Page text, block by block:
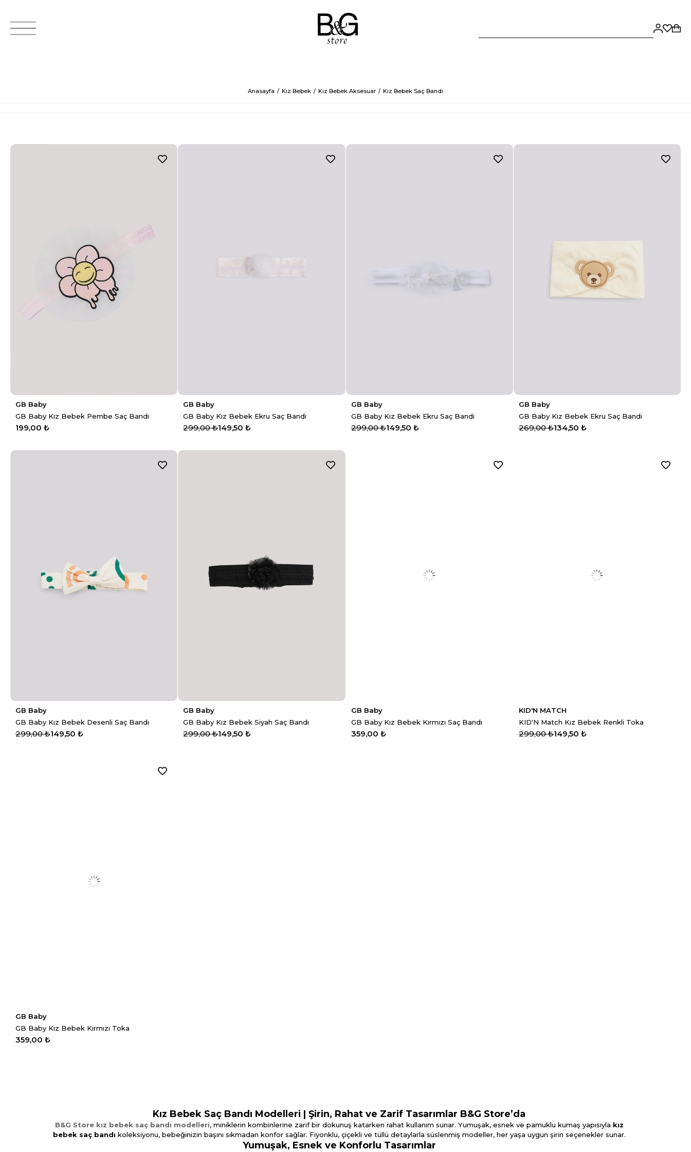
Anasayfa Kız Bebek Kız Bebek Aksesuar Kız Bebek Saç Bandı
GB Baby
GB Baby Kız Bebek Pembe Saç Bandı
199,00 ₺
GB Baby
GB Baby Kız Bebek Ekru Saç Bandı
149,50 ₺
299,00 ₺
GB Baby
GB Baby Kız Bebek Ekru Saç Bandı
149,50 ₺
299,00 ₺
GB Baby
GB Baby Kız Bebek Ekru Saç Bandı
134,50 ₺
269,00 ₺
GB Baby
GB Baby Kız Bebek Desenli Saç Bandı
149,50 ₺
299,00 ₺
GB Baby
GB Baby Kız Bebek Siyah Saç Bandı
149,50 ₺
299,00 ₺
GB Baby
GB Baby Kız Bebek Kırmızı Saç Bandı
359,00 ₺
KID'N MATCH
KID'N Match Kız Bebek Renkli Toka
149,50 ₺
299,00 ₺
GB Baby
GB Baby Kız Bebek Kırmızı Toka
359,00 ₺
Kız Bebek Saç Bandı Modelleri | Şirin, Rahat ve Zarif Tasarımlar B&G Store’da
B&G Store kız bebek saç bandı modelleri, miniklerin kombinlerine zarif bir dokunuş katarken rahat kullanım sunar. Yumuşak, esnek ve pamuklu kumaş yapısıyla kız
bebek saç bandı koleksiyonu, bebeğinizin başını sıkmadan konfor sağlar. Fiyonklu, çiçekli ve tüllü detaylarla süslenmiş modeller, her yaşa uygun şirin seçenekler sunar.
Yumuşak, Esnek ve Konforlu Tasarımlar